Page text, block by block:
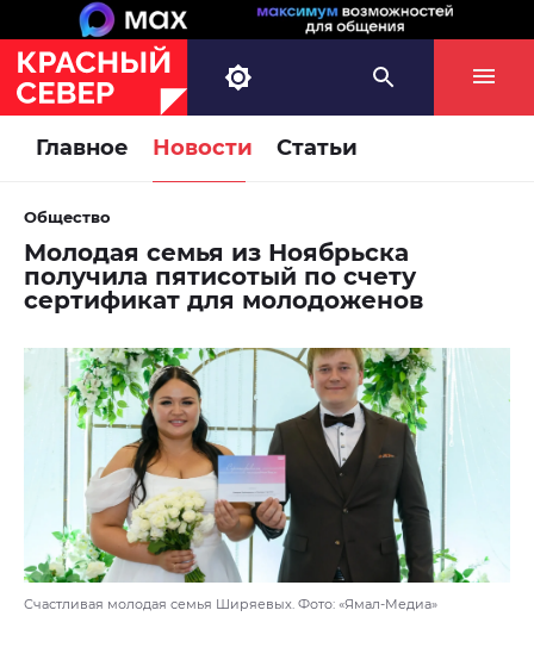
Главное Новости Статьи
Общество
Молодая семья из Ноябрьска
получила пятисотый по счету
сертификат для молодоженов
Счастливая молодая семья Ширяевых. Фото: «Ямал-Медиа»